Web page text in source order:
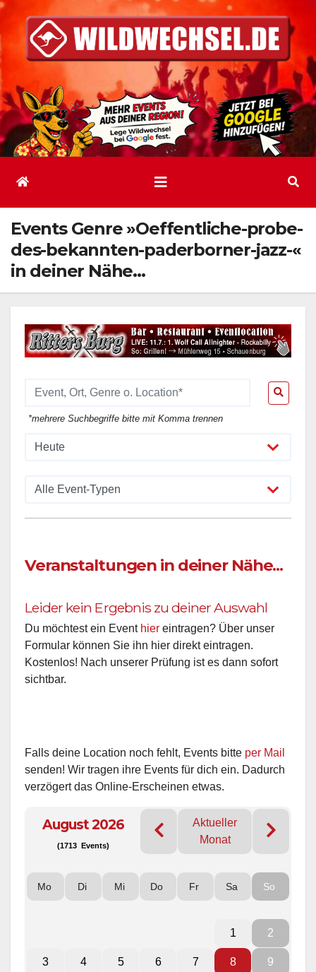
Inhalt
springen
Events Genre »Oeffentliche-probe-
des-bekannten-paderborner-jazz-«
in deiner Nähe…
*mehrere Suchbegriffe bitte mit Komma trennen
Veranstaltungen in deiner Nähe...
Leider kein Ergebnis zu deiner Auswahl
Du möchtest ein Event hier eintragen? Über unser
Formular können Sie ihn hier direkt eintragen.
Kostenlos! Nach unserer Prüfung ist es dann sofort
sichtbar.
Falls deine Location noch fehlt, Events bitte per Mail
senden! Wir tragen ihre Events für dich ein. Dadurch
verzögert das Online-Erscheinen etwas.
August 2026
(1713 Events)
Aktueller
Monat
Mo Di Mi Do Fr Sa So
1 2
3 4 5 6 7 8 9